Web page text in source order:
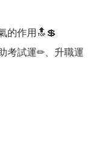
的作用🔝💲
考試運✏、升職運